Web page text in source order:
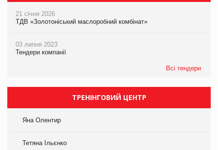
21 січня 2026
ТДВ «Золотоніський маслоробний комбінат»
03 липня 2023
Тендери компанії
Всі тендери
ТРЕНІНГОВИЙ ЦЕНТР
Яна Олентир
Тетяна Ільєнко